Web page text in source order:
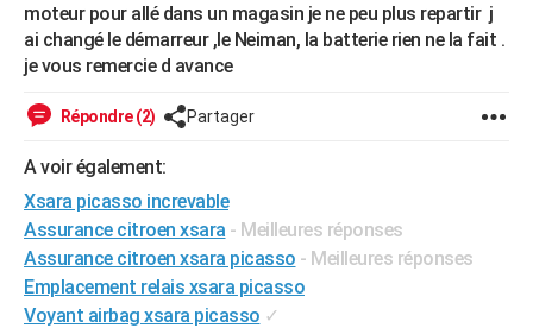
Mobiles
Meilleur smartphone
Internet
Ordinateurs
Jeux vidéo
Guide high-tech
+BRICOLAGE
Forum
Aménagement intérieur
Extérieur
Cuisine
Salle de bains
Jardinage
Rangement
WEEK-END
Guides de France
Escapades
Patrimoine
Expositions
Musées
Week-end nature
LIFESTYLE
Art de vivre
Bien-être
Loisirs
ModeModes de vie
SANTE
Alimentation
Guide de la santé
Maladies
Médicaments
Sommeil
VOYAGE
Destinations
City break
Voyage nature
Voyage de noces
Forum
Climat
+PHOTO
GUIDES D'ACHAT
moteur pour allé dans un magasin je ne peu plus repartir j
ai changé le démarreur ,le Neiman, la batterie rien ne la fait .
je vous remercie d avance
Répondre (2) Partager
A voir également:
Xsara picasso increvable
Assurance citroen xsara - Meilleures réponses
Assurance citroen xsara picasso - Meilleures réponses
Emplacement relais xsara picasso
Voyant airbag xsara picasso ✓